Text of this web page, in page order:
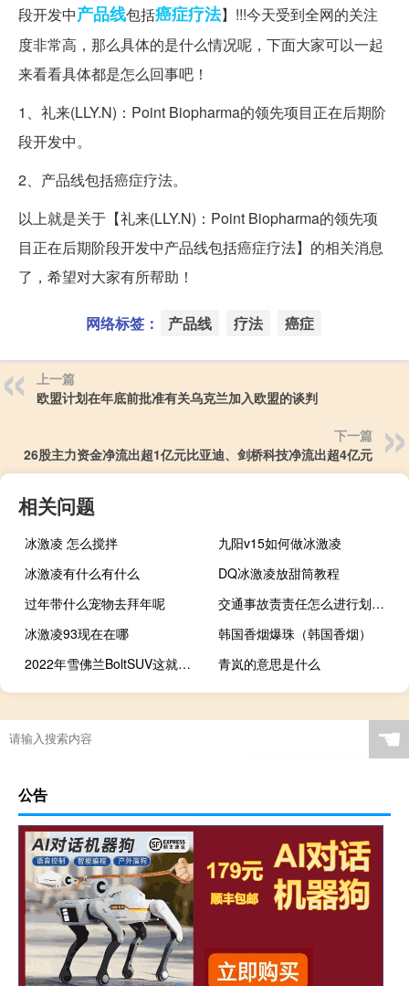
段开发中产品线包括癌症疗法】!!!今天受到全网的关注
度非常高，那么具体的是什么情况呢，下面大家可以一起
来看看具体都是怎么回事吧！
1、礼来(LLY.N)：Point Biopharma的领先项目正在后期阶
段开发中。
2、产品线包括癌症疗法。
以上就是关于【礼来(LLY.N)：Point Biopharma的领先项
目正在后期阶段开发中产品线包括癌症疗法】的相关消息
了，希望对大家有所帮助！
网络标签： 产品线 疗法 癌症
上一篇
欧盟计划在年底前批准有关乌克兰加入欧盟的谈判
下一篇
26股主力资金净流出超1亿元比亚迪、剑桥科技净流出超4亿元
相关问题
冰激凌 怎么搅拌
九阳v15如何做冰激凌
冰激凌有什么有什么
DQ冰激凌放甜筒教程
过年带什么宠物去拜年呢
交通事故责责任怎么进行划分的
冰激凌93现在在哪
韩国香烟爆珠（韩国香烟）
2022年雪佛兰BoltSUV这就是我们所知道的
青岚的意思是什么
☚
公告